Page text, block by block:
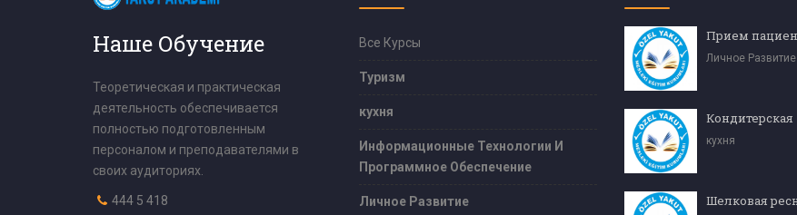
Наше Обучение
Теоретическая и практическая
деятельность обеспечивается
полностью подготовленным
персоналом и преподавателями в
своих аудиториях.
444 5 418
Все Курсы
Туризм
кухня
Информационные Технологии И
Программное Обеспечение
Личное Развитие
Личное Развитие
Кондитерская
кухня